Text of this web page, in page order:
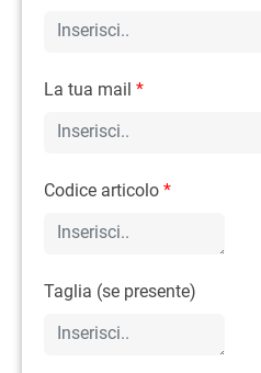
La tua mail *
Codice articolo *
Taglia (se presente)